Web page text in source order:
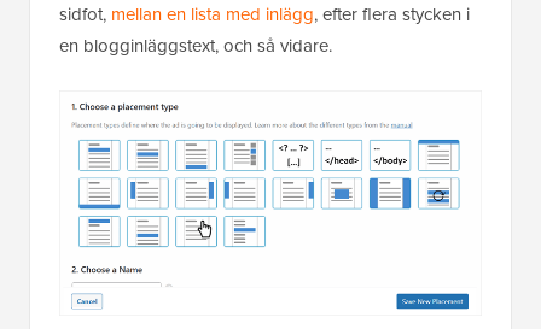
sidfot, mellan en lista med inlägg, efter flera stycken i
en blogginläggstext, och så vidare.